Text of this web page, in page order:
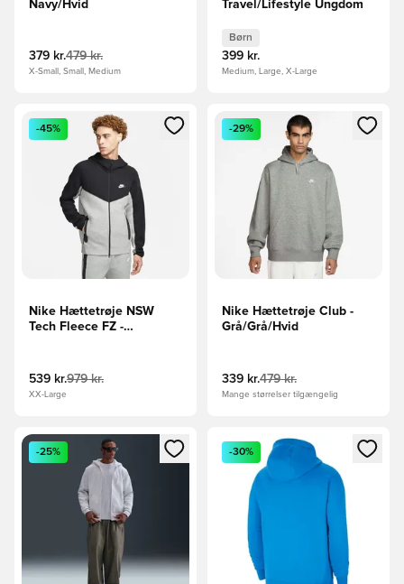
Navy/Hvid
379 kr.479 kr.
X-Small, Small, Medium
Travel/Lifestyle Ungdom
Børn
399 kr.
Medium, Large, X-Large
Åbner en Modal til at logge ind eller tilmelde dig som
-45%
Nike Hættetrøje NSW
Tech Fleece FZ -
539 kr.979 kr.
XX-Large
Åbner en Modal til at logge
-29%
Nike Hættetrøje Club -
Grå/Grå/Hvid
339 kr.479 kr.
Mange størrelser tilgængelig
Åbner en Modal til at logge ind eller tilmelde dig som
-25%
Åbner en Modal til at logge
-30%